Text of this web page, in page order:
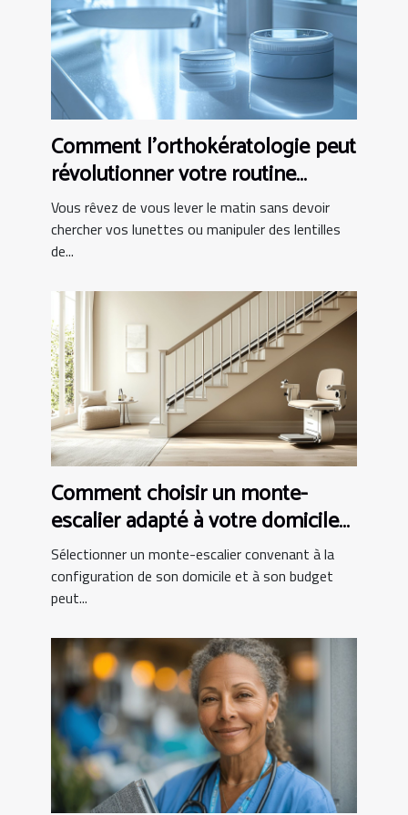
Comment l'orthokératologie peut
révolutionner votre routine
matinale ?
Vous rêvez de vous lever le matin sans devoir
chercher vos lunettes ou manipuler des lentilles
de...
Comment choisir un monte-
escalier adapté à votre domicile
et budget
Sélectionner un monte-escalier convenant à la
configuration de son domicile et à son budget
peut...